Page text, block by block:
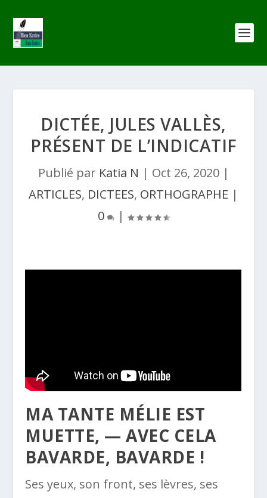
DICTÉE, JULES VALLÈS,
PRÉSENT DE L’INDICATIF
Publié par Katia N | Oct 26, 2020|
ARTICLES, DICTEES, ORTHOGRAPHE |
0
|
MA TANTE MÉLIE EST
MUETTE, — AVEC CELA
BAVARDE, BAVARDE !
Ses yeux, son front, ses lèvres, ses